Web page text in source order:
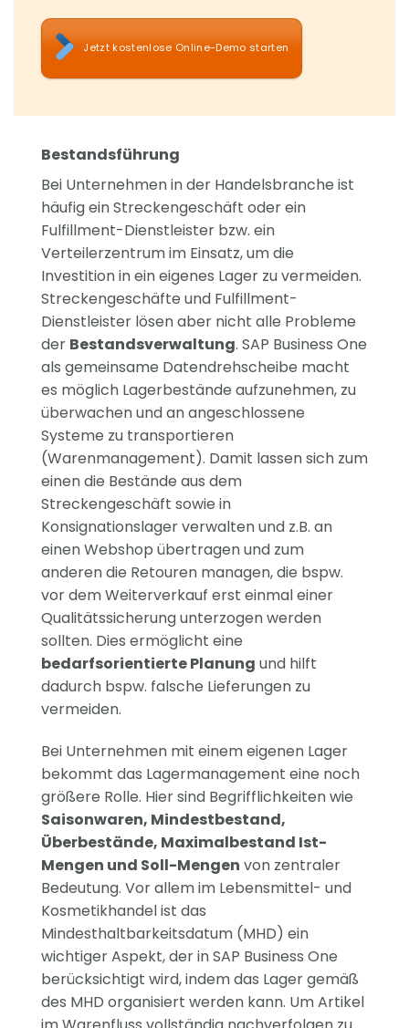
Jetzt kostenlose Online-Demo starten
Bestandsführung
Bei Unternehmen in der Handelsbranche ist
häufig ein Streckengeschäft oder ein
Fulfillment-Dienstleister bzw. ein
Verteilerzentrum im Einsatz, um die
Investition in ein eigenes Lager zu vermeiden.
Streckengeschäfte und Fulfillment-
Dienstleister lösen aber nicht alle Probleme
der Bestandsverwaltung. SAP Business One
als gemeinsame Datendrehscheibe macht
es möglich Lagerbestände aufzunehmen, zu
überwachen und an angeschlossene
Systeme zu transportieren
(Warenmanagement). Damit lassen sich zum
einen die Bestände aus dem
Streckengeschäft sowie in
Konsignationslager verwalten und z.B. an
einen Webshop übertragen und zum
anderen die Retouren managen, die bspw.
vor dem Weiterverkauf erst einmal einer
Qualitätssicherung unterzogen werden
sollten. Dies ermöglicht eine
bedarfsorientierte Planung und hilft
dadurch bspw. falsche Lieferungen zu
vermeiden.
Bei Unternehmen mit einem eigenen Lager
bekommt das Lagermanagement eine noch
größere Rolle. Hier sind Begrifflichkeiten wie
Saisonwaren, Mindestbestand,
Überbestände, Maximalbestand Ist-
Mengen und Soll-Mengen von zentraler
Bedeutung. Vor allem im Lebensmittel- und
Kosmetikhandel ist das
Mindesthaltbarkeitsdatum (MHD) ein
wichtiger Aspekt, der in SAP Business One
berücksichtigt wird, indem das Lager gemäß
des MHD organisiert werden kann. Um Artikel